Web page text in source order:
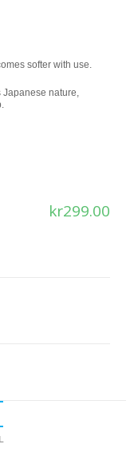
softer with use.
Japanese nature,
kr299.00